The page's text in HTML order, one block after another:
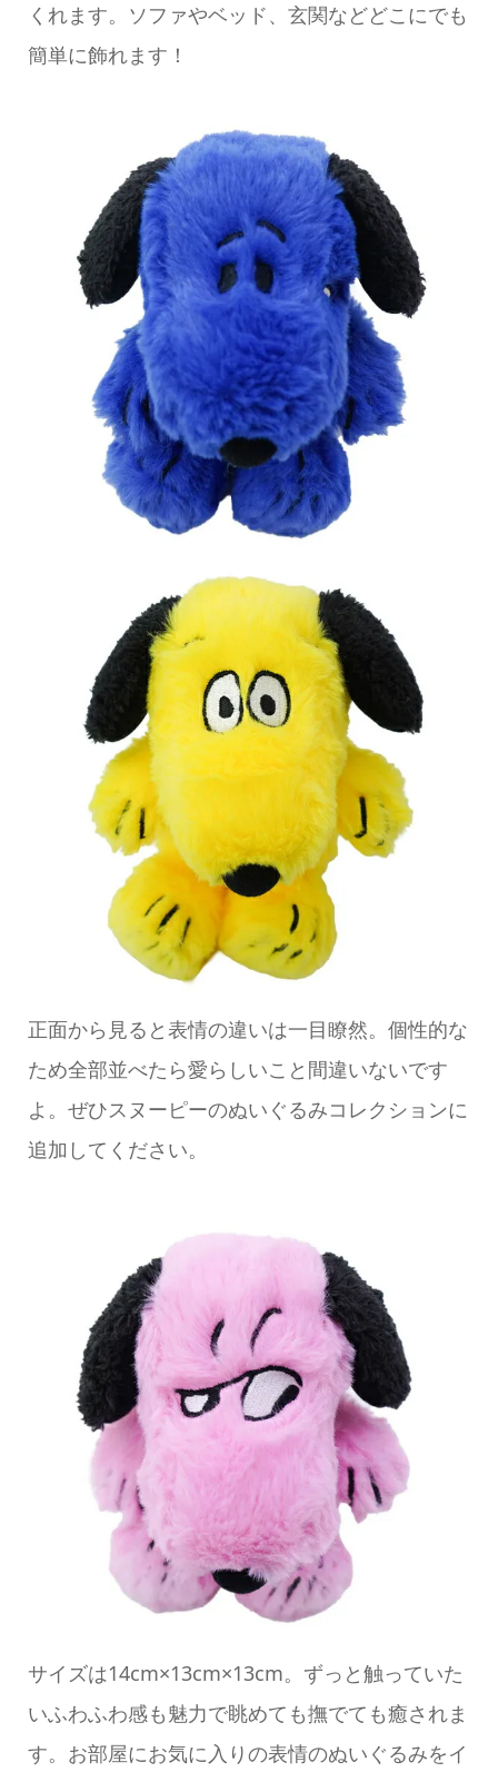
くれます。ソファやベッド、玄関などどこにでも
簡単に飾れます！
正面から見ると表情の違いは一目瞭然。個性的な
ため全部並べたら愛らしいこと間違いないです
よ。ぜひスヌーピーのぬいぐるみコレクションに
追加してください。
サイズは14cm×13cm×13cm。ずっと触っていた
いふわふわ感も魅力で眺めても撫でても癒されま
す。お部屋にお気に入りの表情のぬいぐるみをイ